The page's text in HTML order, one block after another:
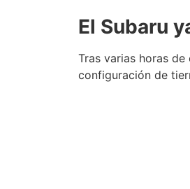
El Subaru
Tras varias horas
configuración de